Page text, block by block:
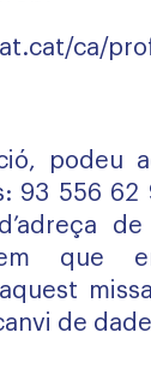
ca/
podeu
93 556 62
de
que
de